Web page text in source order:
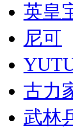
英皇
尼可
古力
武林